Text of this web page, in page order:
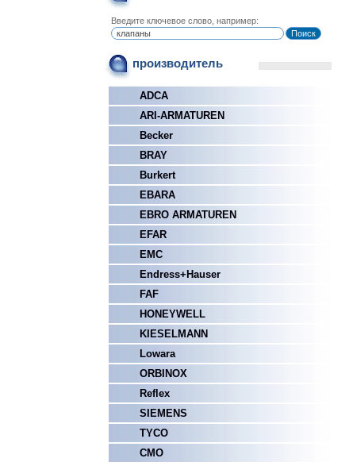
Введите ключевое слово, например:
производитель
ADCA
ARI-ARMATUREN
Becker
BRAY
Burkert
EBARA
EBRO ARMATUREN
EFAR
EMC
Endress+Hauser
FAF
HONEYWELL
KIESELMANN
Lowara
ORBINOX
Reflex
SIEMENS
TYCO
СМО